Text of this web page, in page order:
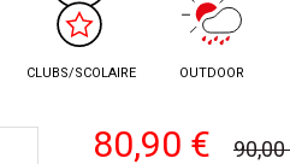
CLUBS/SCOLAIRE OUTDOOR
80,90 € 90,00